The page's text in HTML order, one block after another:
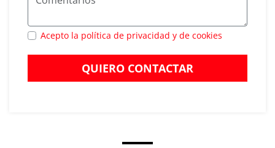
Acepto la política de privacidad y de cookies
QUIERO CONTACTAR